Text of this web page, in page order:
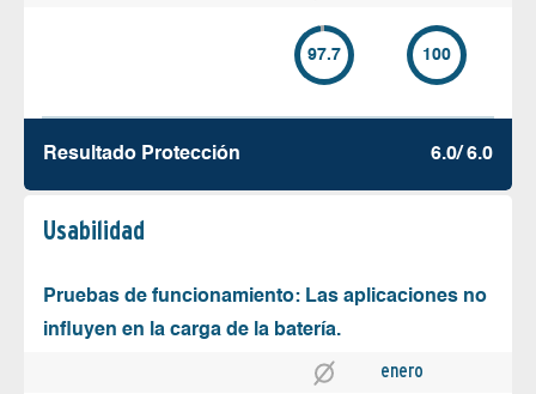
97.7 100
Resultado Protección 6.0/ 6.0
Usabilidad
Pruebas de funcionamiento: Las aplicaciones no
influyen en la carga de la batería.
enero